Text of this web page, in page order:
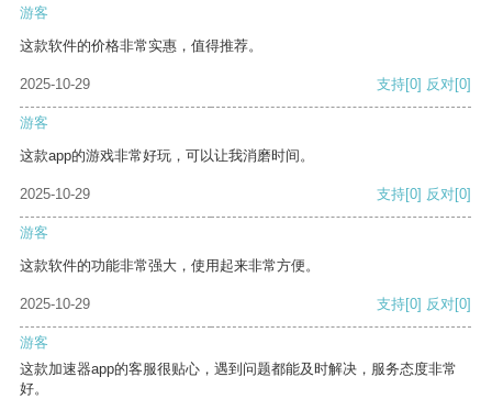
游客
这款软件的价格非常实惠，值得推荐。
2025-10-29 支持[0] 反对[0]
游客
这款app的游戏非常好玩，可以让我消磨时间。
2025-10-29 支持[0] 反对[0]
游客
这款软件的功能非常强大，使用起来非常方便。
2025-10-29 支持[0] 反对[0]
游客
这款加速器app的客服很贴心，遇到问题都能及时解决，服务态度非常
好。